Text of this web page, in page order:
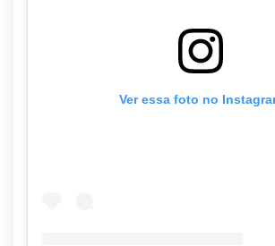
Ver essa foto no